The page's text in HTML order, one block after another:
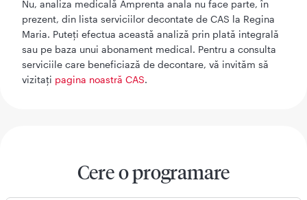
Nu, analiza medicală Amprenta anala nu face parte, în
prezent, din lista serviciilor decontate de CAS la Regina
Maria. Puteți efectua această analiză prin plată integrală
sau pe baza unui abonament medical. Pentru a consulta
serviciile care beneficiază de decontare, vă invităm să
vizitați pagina noastră CAS.
Cere o programare